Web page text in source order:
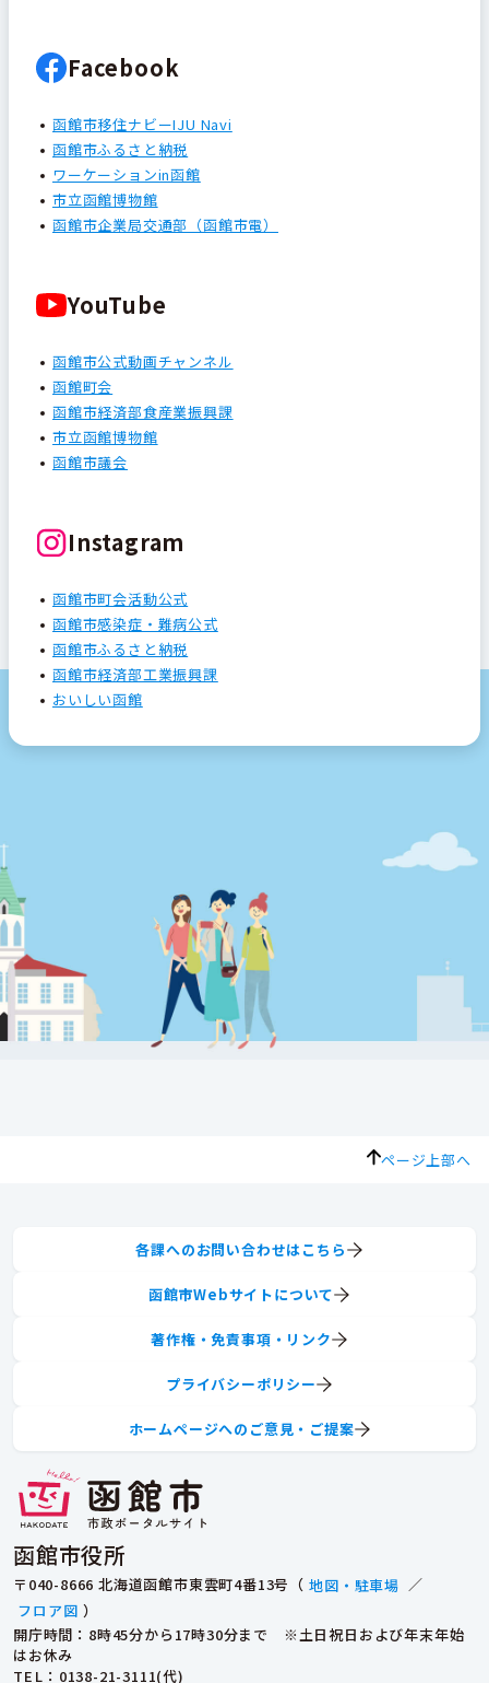
Facebook
函館市移住ナビーIJU Navi
函館市ふるさと納税
ワーケーションin函館
市立函館博物館
函館市企業局交通部（函館市電）
YouTube
函館市公式動画チャンネル
函館町会
函館市経済部食産業振興課
市立函館博物館
函館市議会
Instagram
函館市町会活動公式
函館市感染症・難病公式
函館市ふるさと納税
函館市経済部工業振興課
おいしい函館
ページ上部へ
函館市役所
〒040-8666 北海道函館市東雲町4番13号（ 地図・駐車場 ／
フロア図 ）
開庁時間：8時45分から17時30分まで ※土日祝日および年末年始
はお休み
TEL ：0138-21-3111(代)
各課へのお問い合わせはこちら
函館市Webサイトについて
著作権・免責事項・リンク
プライバシーポリシー
ホームページへのご意見・ご提案